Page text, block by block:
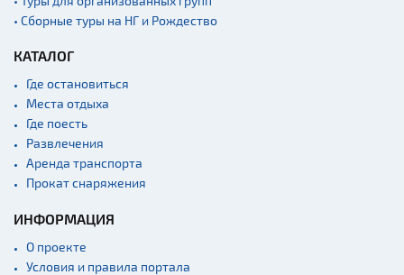
• Сборные туры на НГ и Рождество
КАТАЛОГ
Где остановиться
Места отдыха
Где поесть
Развлечения
Аренда транспорта
Прокат снаряжения
ИНФОРМАЦИЯ
О проекте
Условия и правила портала